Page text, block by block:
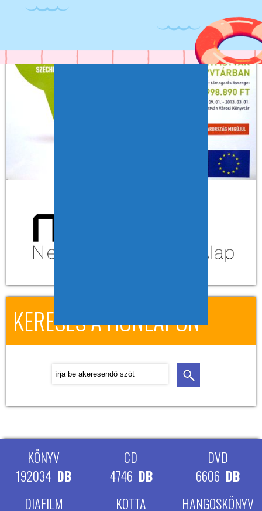
KERESÉS A HONLAPON
KÖNYV
192034 DB
CD
4746 DB
DVD
6606 DB
DIAFILM
KOTTA HANGOSKÖNYV